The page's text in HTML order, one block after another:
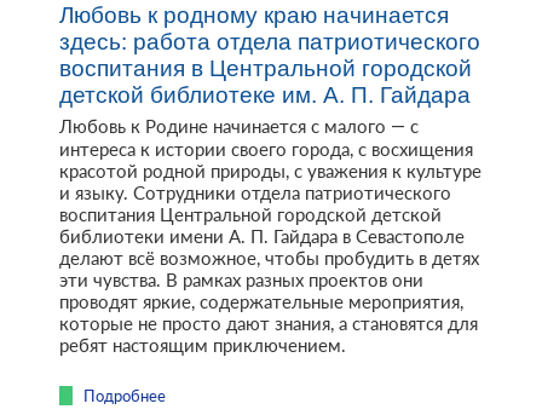
Любовь к родному краю начинается
здесь: работа отдела патриотического
воспитания в Центральной городской
детской библиотеке им. А. П. Гайдара
Любовь к Родине начинается с малого — с
интереса к истории своего города, с восхищения
красотой родной природы, с уважения к культуре
и языку. Сотрудники отдела патриотического
воспитания Центральной городской детской
библиотеки имени А. П. Гайдара в Севастополе
делают всё возможное, чтобы пробудить в детях
эти чувства. В рамках разных проектов они
проводят яркие, содержательные мероприятия,
которые не просто дают знания, а становятся для
ребят настоящим приключением.
Подробнее